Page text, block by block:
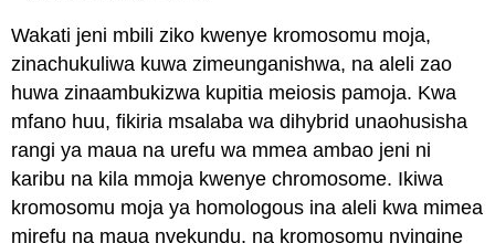
Wakati jeni mbili ziko kwenye kromosomu moja,
zinachukuliwa kuwa zimeunganishwa, na aleli zao
huwa zinaambukizwa kupitia meiosis pamoja. Kwa
mfano huu, fikiria msalaba wa dihybrid unaohusisha
rangi ya maua na urefu wa mmea ambao jeni ni
karibu na kila mmoja kwenye chromosome. Ikiwa
kromosomu moja ya homologous ina aleli kwa mimea
mirefu na maua nyekundu, na kromosomu nyingine